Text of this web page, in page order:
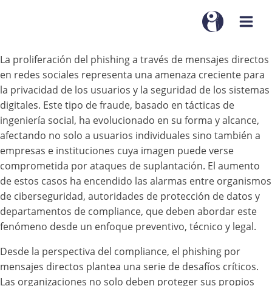
La proliferación del phishing a través de mensajes directos
en redes sociales representa una amenaza creciente para
la privacidad de los usuarios y la seguridad de los sistemas
digitales. Este tipo de fraude, basado en tácticas de
ingeniería social, ha evolucionado en su forma y alcance,
afectando no solo a usuarios individuales sino también a
empresas e instituciones cuya imagen puede verse
comprometida por ataques de suplantación. El aumento
de estos casos ha encendido las alarmas entre organismos
de ciberseguridad, autoridades de protección de datos y
departamentos de compliance, que deben abordar este
fenómeno desde un enfoque preventivo, técnico y legal.
Desde la perspectiva del compliance, el phishing por
mensajes directos plantea una serie de desafíos críticos.
Las organizaciones no solo deben proteger sus propios